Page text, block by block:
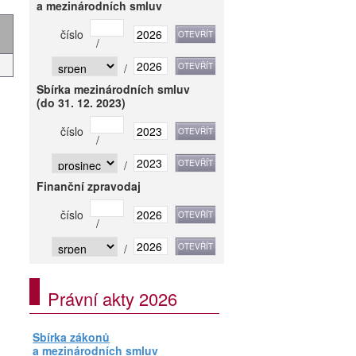
a mezinárodních smluv
číslo
/
/
Sbírka mezinárodních smluv
(do 31. 12. 2023)
číslo
/
/
Finanční zpravodaj
číslo
/
/
Právní akty 2026
Sbírka zákonů
a mezinárodních smluv